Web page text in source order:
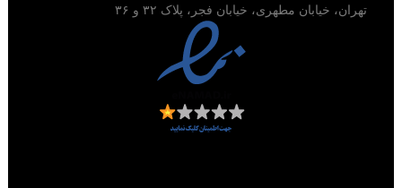
تهران، خیابان مطهری، خیابان فجر، پلاک ۳۲ و ۳۶